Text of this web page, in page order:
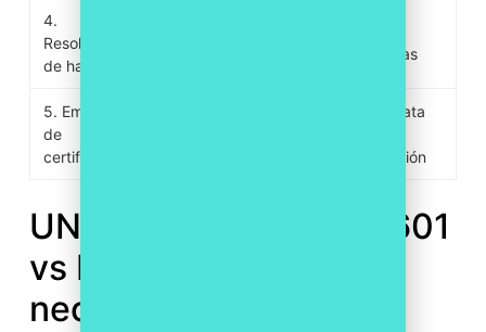
4.
Resolución
de hallazgos
semanas
5. Emisión
de
certificado
Inmediata
resolución
UNE 19602 vs UNE 19601
vs ISO 37301: ¿cuál
necesita tu empresa?